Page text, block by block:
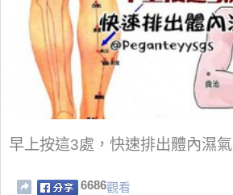
早上按這3處，快速排出體內濕氣
6686觀看